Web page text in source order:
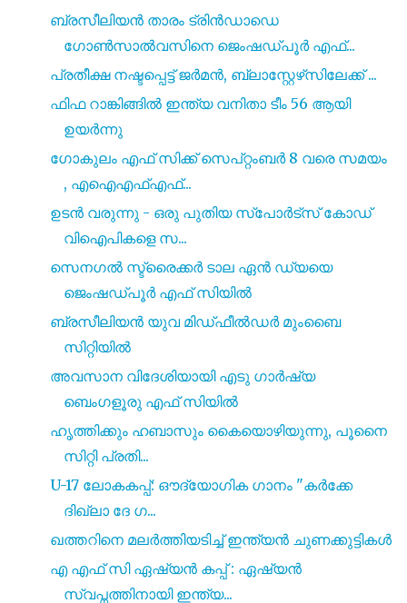
ബ്രസീലിയൻ താരം ട്രിൻഡാഡെ
ഗോൺസാൽവസിനെ ജെംഷഡ്പൂർ എഫ്...
പ്രതീക്ഷ നഷ്ടപ്പെട്ട് ജർമൻ, ബ്ലാസ്റ്റേഴ്‌സിലേക്ക് ...
ഫിഫ റാങ്കിങ്ങിൽ ഇന്ത്യ വനിതാ ടീം 56 ആയി
ഉയർന്നു
ഗോകുലം എഫ് സിക്ക് സെപ്റ്റംബർ 8 വരെ സമയം
, എഐഎഫ്എഫ്...
ഉടൻ വരുന്നു - ഒരു പുതിയ സ്പോർട്സ് കോഡ്
വിഐപികളെ സ...
സെനഗൽ സ്ട്രൈക്കർ ടാല ഏൻ ഡ്യയെ
ജെംഷഡ്പൂർ എഫ് സിയിൽ
ബ്രസീലിയൻ യുവ മിഡ്ഫീൽഡർ മുംബൈ
സിറ്റിയിൽ
അവസാന വിദേശിയായി എടു ഗാർഷ്യ
ബെംഗളൂരു എഫ് സിയിൽ
ഹൃത്തിക്കും ഹബാസും കൈയൊഴിയുന്നു, പൂനൈ
സിറ്റി പ്രതി...
U-17 ലോകകപ്പ്: ഔദ്യോഗിക ഗാനം "കർക്കേ
ദിഖ്‌ലാ ദേ ഗ...
ഖത്തറിനെ മലർത്തിയടിച്ച് ഇന്ത്യൻ ചുണക്കുട്ടികൾ
എ എഫ് സി ഏഷ്യൻ കപ്പ് : ഏഷ്യൻ
സ്വപ്നത്തിനായി ഇന്ത്യ...